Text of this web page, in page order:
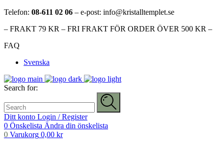
Telefon: 08-611 02 06 – e-post: info@kristalltemplet.se
– FRAKT 79 KR – FRI FRAKT FÖR ORDER ÖVER 500 KR –
FAQ
Svenska
Search for:
Ditt konto Login / Register
0 Önskelista Ändra din önskelista
0 Varukorg 0,00 kr